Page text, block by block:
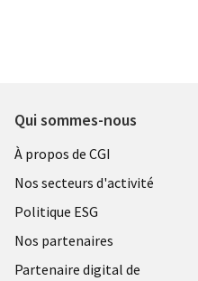
Qui sommes-nous
Useful
links
FRANCE
À propos de CGI
Nos secteurs d'activité
Politique ESG
Nos partenaires
Partenaire digital de